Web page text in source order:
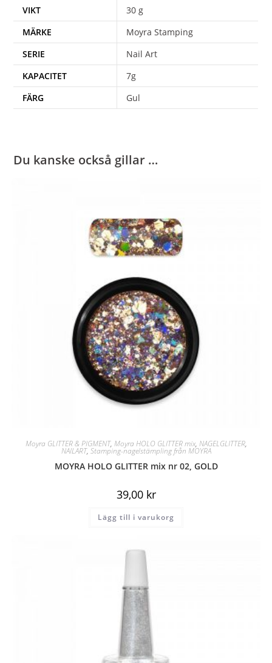
VIKT
30 g
MÄRKE
Moyra Stamping
SERIE
Nail Art
KAPACITET
7g
FÄRG
Gul
Du kanske också gillar …
Moyra GLITTER & PIGMENT, Moyra HOLO GLITTER mix, NAGELGLITTER,
NAILART, Stamping-nagelstämpling från MOYRA
MOYRA HOLO GLITTER mix nr 02, GOLD
39,00 kr
Lägg till i varukorg